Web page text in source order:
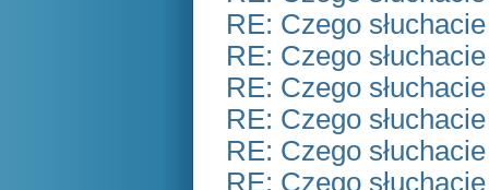
RE: Czego
RE: Czego
RE: Czego
RE: Czego
RE: Czego
RE: Czego